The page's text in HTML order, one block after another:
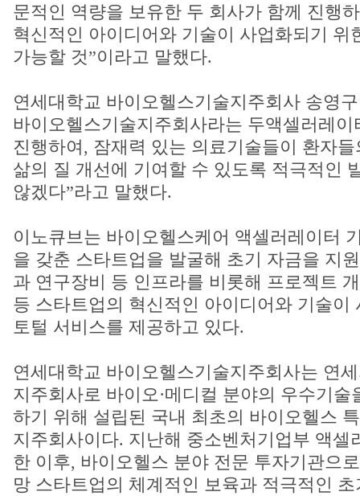
문적인 역량을 보유한 두 회사가 함께 진행
혁신적인 아이디어와 기술이 사업화되기 위
가능할 것”이라고 말했다.
연세대학교 바이오헬스기술지주회사 송영
바이오헬스기술지주회사라는 두액셀러레
진행하여, 잠재력 있는 의료기술들이 환자
삶의 질 개선에 기여할 수 있도록 적극적인
않겠다”라고 말했다.
이노큐브는 바이오헬스케어 액셀러레이터
을 갖춘 스타트업을 발굴해 초기 자금을 지
과 연구장비 등 인프라를 비롯해 프로젝트
등 스타트업의 혁신적인 아이디어와 기술이
토털 서비스를 제공하고 있다.
연세대학교 바이오헬스기술지주회사는 연
지주회사로 바이오·메디컬 분야의 우수기술
하기 위해 설립된 국내 최초의 바이오헬스
지주회사이다. 지난해 중소벤처기업부 액셀
한 이후, 바이오헬스 분야 전문 투자기관으
망 스타트업의 체계적인 보육과 적극적인